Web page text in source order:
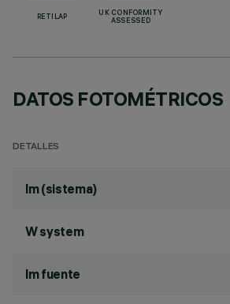
RETILAP
UK CONFORMITY
ASSESSED
DATOS FOTOMÉTRICOS
DETALLES
lm (sistema)
W system
lm fuente